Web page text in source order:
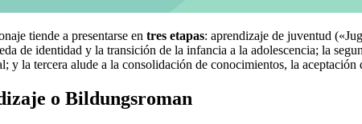
tiende a presentarse en tres etapas: aprendizaje de juventud
de identidad y la transición de la infancia a la adolescencia; la
y la tercera alude a la consolidación de conocimientos, la
o Bildungsroman